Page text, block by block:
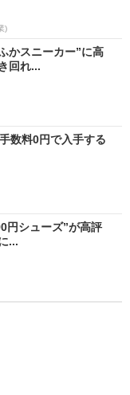
)
かスニーカー”に高
回れ...
数料0円で入手する
円シューズ”が高評
...